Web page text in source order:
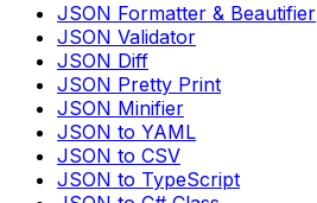
JSON Formatter & Beautifier
JSON Validator
JSON Diff
JSON Pretty Print
JSON Minifier
JSON to YAML
JSON to CSV
JSON to TypeScript